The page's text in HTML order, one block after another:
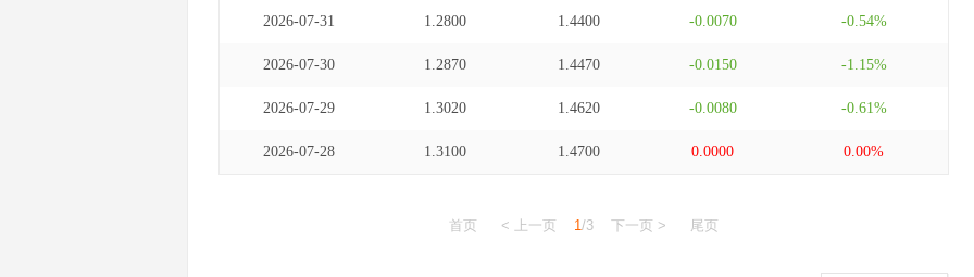
2026-07-31 1.2800 1.4400 -0.0070 -0.54%
2026-07-30 1.2870 1.4470 -0.0150 -1.15%
2026-07-29 1.3020 1.4620 -0.0080 -0.61%
2026-07-28 1.3100 1.4700 0.0000 0.00%
首页 < 上一页 1/3 下一页 > 尾页